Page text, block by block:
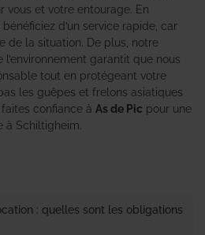
vous et votre entourage. En
bénéficiez d’un service rapide, car
de la situation. De plus, notre
garantit que nous
tout en protégeant votre
les guêpes et frelons asiatiques
confiance à As de Pic pour une
à Schiltigheim.
: quelles sont les obligations